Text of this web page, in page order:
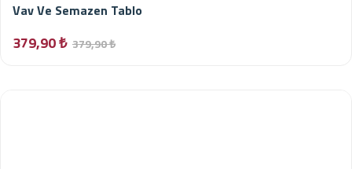
Vav Ve Semazen Tablo
379,90 ₺ 379,90 ₺